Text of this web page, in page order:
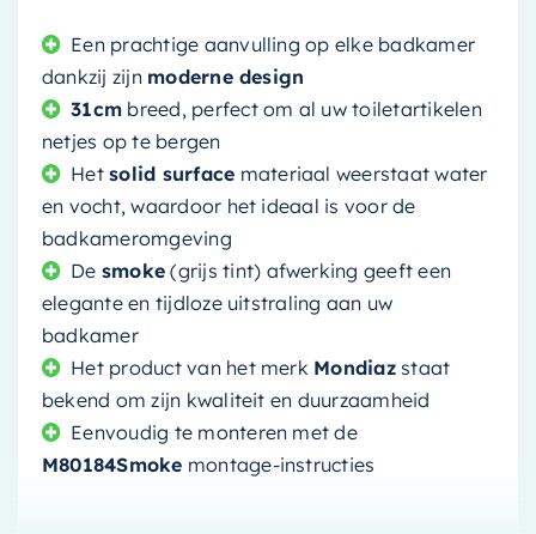
Een prachtige aanvulling op elke badkamer
dankzij zijn moderne design
31cm breed, perfect om al uw toiletartikelen
netjes op te bergen
Hetsolid surface materiaal weerstaat water
en vocht, waardoor het ideaal is voor de
badkameromgeving
De smoke (grijs tint) afwerking geeft een
elegante en tijdloze uitstraling aan uw
badkamer
Het product van het merk Mondiazstaat
bekend om zijn kwaliteit en duurzaamheid
Eenvoudig te monteren met de
M80184Smoke montage-instructies